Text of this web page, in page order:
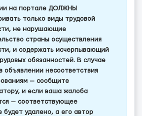
на портале ДОЛЖНЫ
только виды трудовой
не нарушающие
страны осуществления
и содержать исчерпывающий
обязанностей. В случае
объявлении несоответствия
— сообщите
и если ваша жалоба
— соответствующее
будет удалено, а его автор